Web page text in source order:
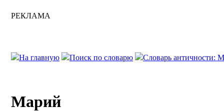
РЕКЛАМА
На главную Поиск по словарю Словарь античности:
Марий